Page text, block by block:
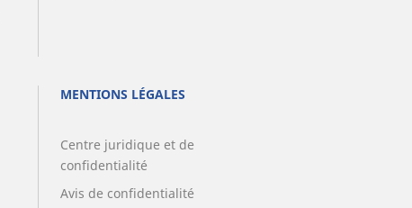
MENTIONS LÉGALES
Centre juridique et de
confidentialité
Avis de confidentialité